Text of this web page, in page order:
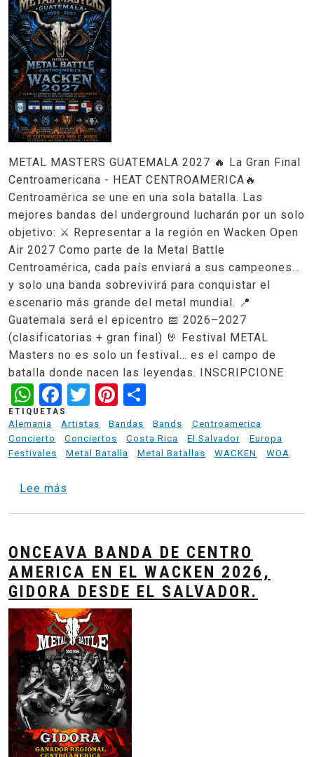
METAL MASTERS GUATEMALA 2027 🔥 La Gran Final
Centroamericana - HEAT CENTROAMERICA🔥
Centroamérica se une en una sola batalla. Las
mejores bandas del underground lucharán por un solo
objetivo: ⚔️ Representar a la región en Wacken Open
Air 2027 Como parte de la Metal Battle
Centroamérica, cada país enviará a sus campeones…
y solo una banda sobrevivirá para conquistar el
escenario más grande del metal mundial. 📍
Guatemala será el epicentro 📅 2026–2027
(clasificatorias + gran final) 🤘 Festival METAL
Masters no es solo un festival… es el campo de
batalla donde nacen las leyendas. INSCRIPCIONE
WhatsApp
Facebook
TwitterPinterest
ETIQUETAS
Alemania
Artistas Bandas Bands
Centroamerica
Concierto
Conciertos Costa Rica El Salvador
Europa
Festivales
Metal Batalla Metal Batallas WACKEN WOA
Lee más
ONCEAVA BANDA DE CENTRO
AMERICA EN EL WACKEN 2026,
GIDORA DESDE EL SALVADOR.